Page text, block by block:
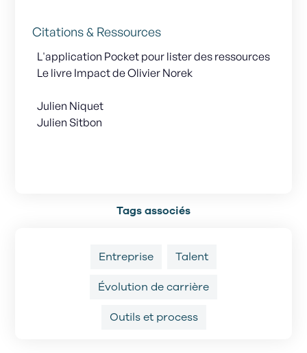
Citations & Ressources
L'application Pocket pour lister des ressources
Le livre Impact de Olivier Norek
Julien Niquet
Julien Sitbon
Tags associés
Entreprise
Talent
Évolution de carrière
Outils et process